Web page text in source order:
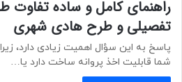
راهنمای کامل و ساده تفاوت
تفصیلی و طرح هادی شهری
پاسخ به این سؤال اهمیت زیادی دارد،
شما قابلیت اخذ پروانه ساخت دارد یا…